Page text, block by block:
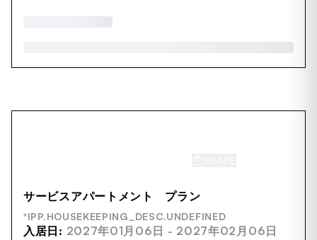
サービスアパートメント プラン
*IPP.HOUSEKEEPING_DESC.UNDEFINED
入居日: 2027年01月06日 - 2027年02月06日